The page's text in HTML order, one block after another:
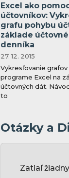
Excel ako
účtovníkov:
grafu pohybu
základe
denníka
27. 12. 2015
Vykresľovanie grafov
programe Excel na
účtovných dát.
to
Otázky a
Zatiaľ